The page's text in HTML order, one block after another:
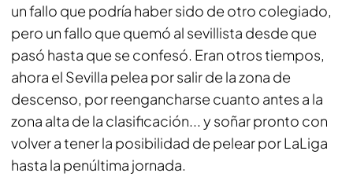
un fallo que podría haber sido de otro colegiado,
pero un fallo que quemó al sevillista desde que
pasó hasta que se confesó. Eran otros tiempos,
ahora el Sevilla pelea por salir de la zona de
descenso, por reengancharse cuanto antes a la
zona alta de la clasificación... y soñar pronto con
volver a tener la posibilidad de pelear por LaLiga
hasta la penúltima jornada.